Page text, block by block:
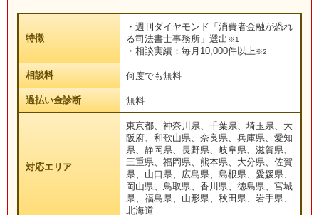
特徴
・週刊ダイヤモンド「消費者金融が恐れ
る司法書士事務所」選出 ※1
・相談実績：毎月10,000件以上※2
相談料 何度でも無料
過払い金診断 無料
対応エリア
東京都、神奈川県、千葉県、埼玉県、大
阪府、和歌山県、奈良県、兵庫県、愛知
県、静岡県、長野県、岐阜県、滋賀県、
三重県、福岡県、熊本県、大分県、佐賀
県、山口県、広島県、島根県、愛媛県、
岡山県、鳥取県、香川県、徳島県、宮城
県、福島県、山形県、秋田県、岩手県、
北海道